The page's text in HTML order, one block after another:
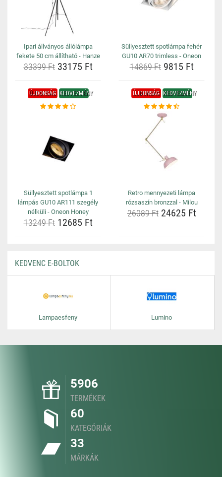
Ipari állványos állólámpa
fekete 50 cm állítható - Hanze
33399 Ft33175 Ft
Süllyesztett spotlámpa fehér
GU10 AR70 trimless - Oneon
14869 Ft9815 Ft
ÚJDONSÁG KEDVEZMÉNY
Süllyesztett spotlámpa 1
lámpás GU10 AR111 szegély
nélküli - Oneon Honey
13249 Ft12685 Ft
ÚJDONSÁG KEDVEZMÉNY
Retro mennyezeti lámpa
rózsaszín bronzzal - Milou
26089 Ft24625 Ft
KEDVENC E-BOLTOK
Lampaesfeny Lumino
5906
TERMÉKEK
60
KATEGÓRIÁK
33
MÁRKÁK